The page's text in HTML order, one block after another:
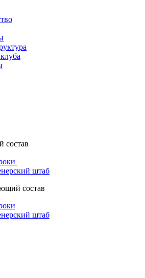
состав
штаб
состав
штаб